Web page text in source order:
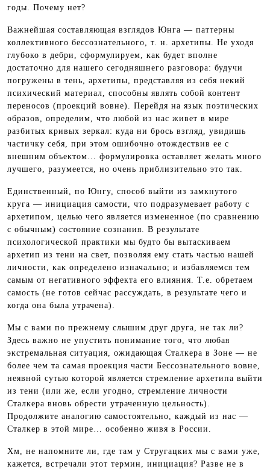
годы. Почему нет?
Важнейшая составляющая взглядов Юнга — паттерны
коллективного бессознательного, т. н. архетипы. Не уходя
глубоко в дебри, сформулируем, как будет вполне
достаточно для нашего сегодняшнего разговора: будучи
погружены в тень, архетипы, представляя из себя некий
психический материал, способны являть собой контент
переносов (проекций вовне). Перейдя на язык поэтических
образов, определим, что любой из нас живет в мире
разбитых кривых зеркал: куда ни брось взгляд, увидишь
частичку себя, при этом ошибочно отождествив ее с
внешним объектом… формулировка оставляет желать много
лучшего, разумеется, но очень приблизительно это так.
Единственный, по Юнгу, способ выйти из замкнутого
круга — инициация самости, что подразумевает работу с
архетипом, целью чего является измененное (по сравнению
с обычным) состояние сознания. В результате
психологической практики мы будто бы вытаскиваем
архетип из тени на свет, позволяя ему стать частью нашей
личности, как определено изначально; и избавляемся тем
самым от негативного эффекта его влияния. Т.е. обретаем
самость (не готов сейчас рассуждать, в результате чего и
когда она была утрачена).
Мы с вами по прежнему слышим друг друга, не так ли?
Здесь важно не упустить понимание того, что любая
экстремальная ситуация, ожидающая Сталкера в Зоне — не
более чем та самая проекция части Бессознательного вовне,
неявной сутью которой является стремление архетипа выйти
из тени (или же, если угодно, стремление личности
Сталкера вновь обрести утраченную цельность).
Продолжите аналогию самостоятельно, каждый из нас —
Сталкер в этой мире… особенно живя в России.
Хм, не напомните ли, где там у Стругацких мы с вами уже,
кажется, встречали этот термин, инициация? Разве не в